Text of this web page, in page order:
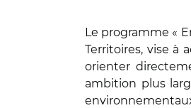
Le programme «
Territoires, vise à
orienter
ambition plus